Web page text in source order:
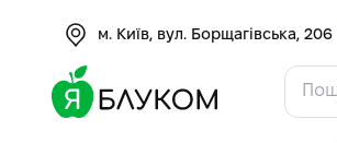
м. Київ, вул. Борщагівська, 206